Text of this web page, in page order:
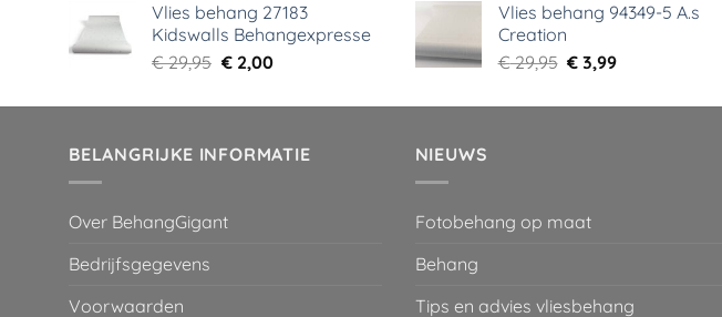
was:
€ 29,95.
is:
€ 5,99.
Vlies behang 27183
Kidswalls Behangexpresse
€29,95 Oorspronkelijke
was:
€2,00Huidige
is:
was: is:
Vlies behang 94349-5 A.s
Creation
€29,95 Oorspronkelijke
was:
€ 3,99Huidige
is:
BELANGRIJKE INFORMATIE
Over BehangGigant
Bedrijfsgegevens
Voorwaarden
NIEUWS
Fotobehang op maat
Behang
Tips en advies vliesbehang